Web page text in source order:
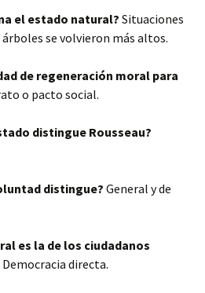
el estado natural? Situaciones
se volvieron más altos.
de regeneración moral para
o pacto social.
distingue Rousseau?
distingue? General y de
es la de los ciudadanos
Democracia directa.